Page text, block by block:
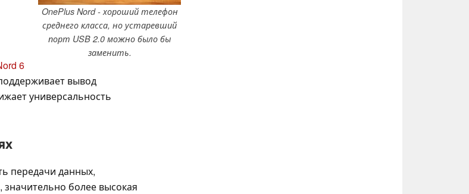
OnePlus Nord - хороший телефон
среднего класса, но устаревший
порт USB 2.0 можно было бы
заменить.
6
вывод
универсальность
передачи данных,
более высокая